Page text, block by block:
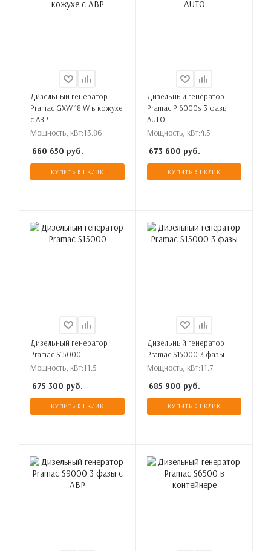
Дизельный генератор
Pramac GXW 18 W в кожухе
с АВР
Мощность, кВт:13.86
660 650 руб.
КУПИТЬ В 1 КЛИК
Дизельный генератор
Pramac P 6000s 3 фазы
AUTO
Мощность, кВт:4.5
673 600 руб.
КУПИТЬ В 1 КЛИК
Дизельный генератор
Pramac S15000
Мощность, кВт:11.5
675 300 руб.
КУПИТЬ В 1 КЛИК
Дизельный генератор
Pramac S15000 3 фазы
Мощность, кВт:11.7
685 900 руб.
КУПИТЬ В 1 КЛИК